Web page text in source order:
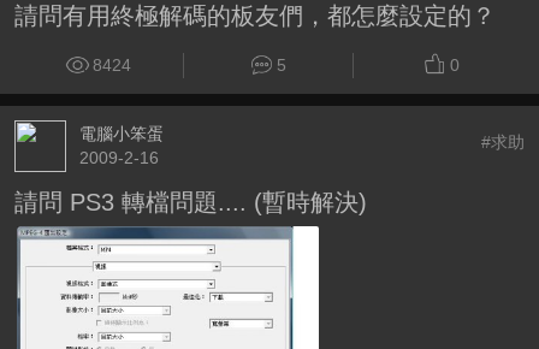
請問有用終極解碼的板友們，都怎麼設定的？
8424 5 0
電腦小笨蛋
2009-2-16
#求助
請問 PS3 轉檔問題.... (暫時解決)